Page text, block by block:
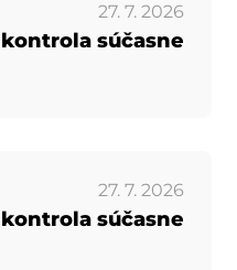
27. 7. 2026
súčasne
27. 7. 2026
súčasne